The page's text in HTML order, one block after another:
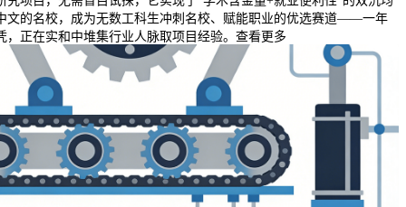
文的名校，成为无数工科生冲刺名校、赋能职业的优选赛道——一年
，正在实和中堆集行业人脉取项目经验。查看更多